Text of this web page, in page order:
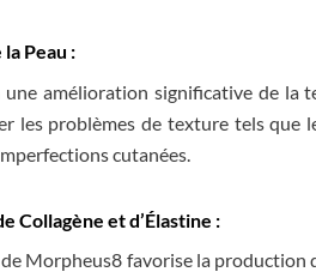
Peau :
amélioration significative de la
les problèmes de texture tels que
cutanées.
Collagène et d’Élastine :
Morpheus8 favorise la production